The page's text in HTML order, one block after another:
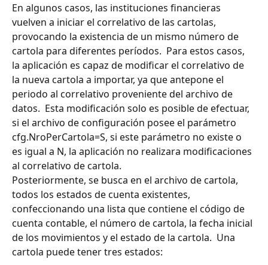
En algunos casos, las instituciones financieras
vuelven a iniciar el correlativo de las cartolas,
provocando la existencia de un mismo número de
cartola para diferentes períodos.  Para estos casos,
la aplicación es capaz de modificar el correlativo de
la nueva cartola a importar, ya que antepone el
periodo al correlativo proveniente del archivo de
datos.  Esta modificación solo es posible de efectuar,
si el archivo de configuración posee el parámetro
cfg.NroPerCartola=S, si este parámetro no existe o
es igual a N, la aplicación no realizara modificaciones
al correlativo de cartola.
Posteriormente, se busca en el archivo de cartola,
todos los estados de cuenta existentes,
confeccionando una lista que contiene el código de
cuenta contable, el número de cartola, la fecha inicial
de los movimientos y el estado de la cartola.  Una
cartola puede tener tres estados: